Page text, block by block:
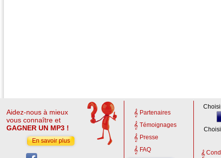
Aidez-nous à mieux
vous connaître et
GAGNER UN MP3 !
En savoir plus
Partenaires
Témoignages
Presse
FAQ